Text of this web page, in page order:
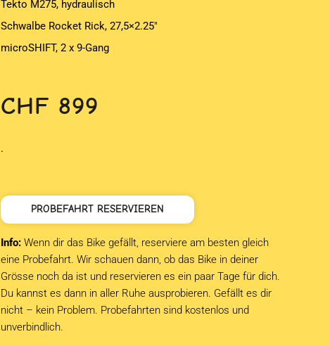
Tekto M275, hydraulisch
Schwalbe Rocket Rick, 27,5×2.25″
microSHIFT, 2 x 9-Gang
CHF 899
.
PROBEFAHRT RESERVIEREN
Info: Wenn dir das Bike gefällt, reserviere am besten gleich
eine Probefahrt. Wir schauen dann, ob das Bike in deiner
Grösse noch da ist und reservieren es ein paar Tage für dich.
Du kannst es dann in aller Ruhe ausprobieren. Gefällt es dir
nicht – kein Problem. Probefahrten sind kostenlos und
unverbindlich.